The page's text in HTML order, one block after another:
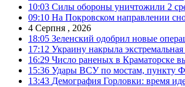
10:03 Силы обороны уничтожили 2
09:10 На Покровском направлении
4 Серпня , 2026
18:05 Зеленский одобрил новые
17:12 Украину накрыла
16:29 Число раненых в Краматорске
15:36 Удары ВСУ по мостам, пункту
13:43 Демография Горловки: время